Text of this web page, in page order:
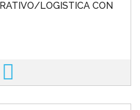
LOGISTICA CON